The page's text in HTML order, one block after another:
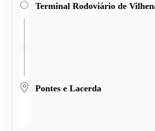
Terminal Rodoviário de
Pontes e Lacerda